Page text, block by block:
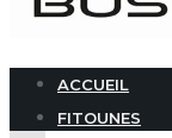
ACCUEIL
FITOUNES